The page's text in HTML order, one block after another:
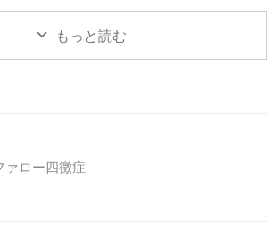
...
は、猫にと
であるカフ
に取るべき
からできる
もっと読む
ァロー四徴症